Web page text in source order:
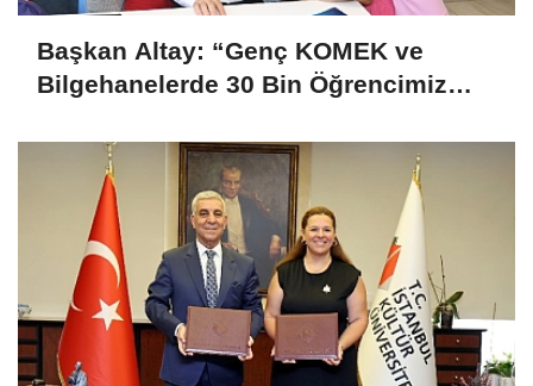
Başkan Altay: “Genç KOMEK ve
Bilgehanelerde 30 Bin Öğrencimiz
Geçiriyor”